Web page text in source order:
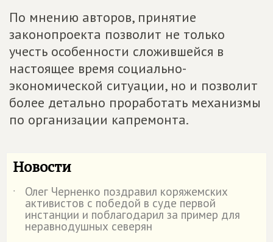
По мнению авторов, принятие
законопроекта позволит не только
учесть особенности сложившейся в
настоящее время социально-
экономической ситуации, но и позволит
более детально проработать механизмы
по организации капремонта.
Новости
˙ Олег Черненко поздравил коряжемских
активистов с победой в суде первой
инстанции и поблагодарил за пример для
неравнодушных северян